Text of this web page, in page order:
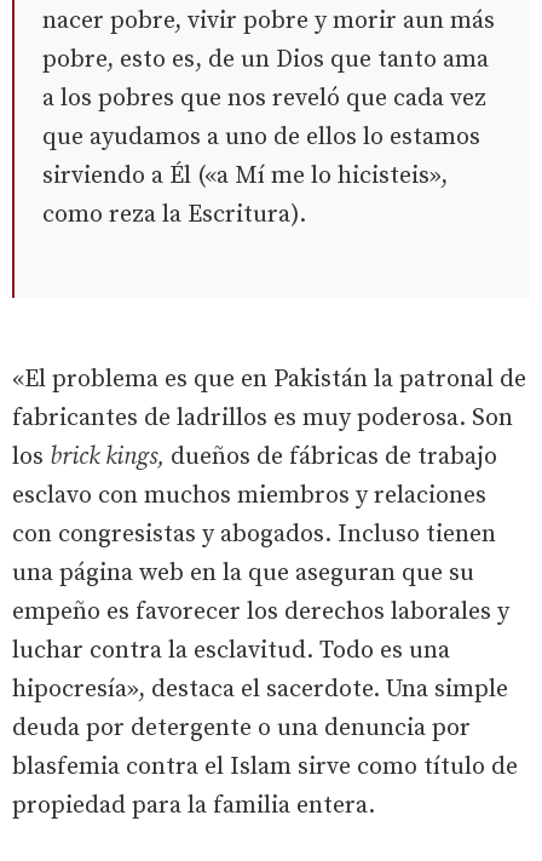
nacer pobre, vivir pobre y morir aun más
pobre, esto es, de un Dios que tanto ama
a los pobres que nos reveló que cada vez
que ayudamos a uno de ellos lo estamos
sirviendo a Él («a Mí me lo hicisteis»,
como reza la Escritura).
«El problema es que en Pakistán la patronal de
fabricantes de ladrillos es muy poderosa. Son
los brick kings, dueños de fábricas de trabajo
esclavo con muchos miembros y relaciones
con congresistas y abogados. Incluso tienen
una página web en la que aseguran que su
empeño es favorecer los derechos laborales y
luchar contra la esclavitud. Todo es una
hipocresía», destaca el sacerdote. Una simple
deuda por detergente o una denuncia por
blasfemia contra el Islam sirve como título de
propiedad para la familia entera.